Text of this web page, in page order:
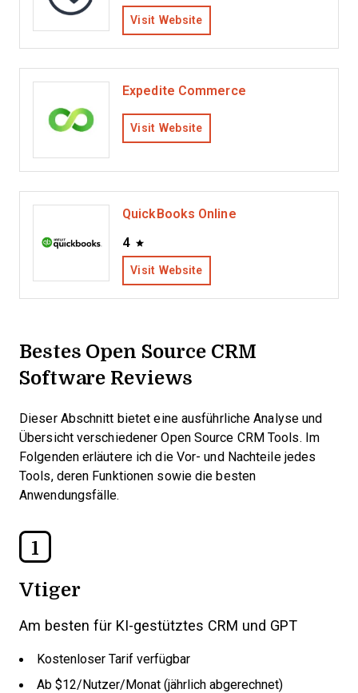
Visit Website
Expedite Commerce
Visit Website
QuickBooks Online
4
Visit Website
Bestes Open Source CRM
Software Reviews
Dieser Abschnitt bietet eine ausführliche Analyse und
Übersicht verschiedener Open Source CRM Tools. Im
Folgenden erläutere ich die Vor- und Nachteile jedes
Tools, deren Funktionen sowie die besten
Anwendungsfälle.
1
Vtiger
Am besten für KI-gestütztes CRM und GPT
Kostenloser Tarif verfügbar
Ab $12/Nutzer/Monat (jährlich abgerechnet)